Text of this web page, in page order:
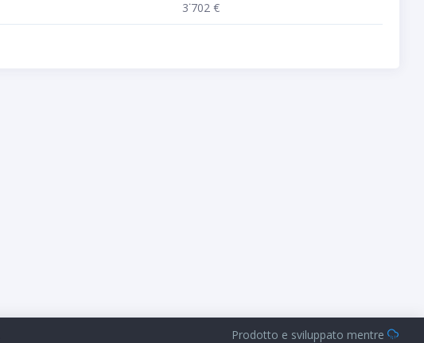
3˙702 €
Prodotto e sviluppato mentre